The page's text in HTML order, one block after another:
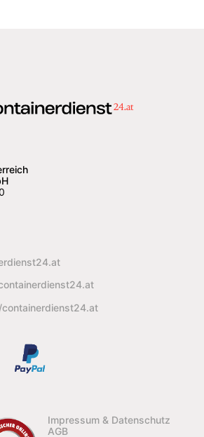
Impressum & Datenschutz
AGB